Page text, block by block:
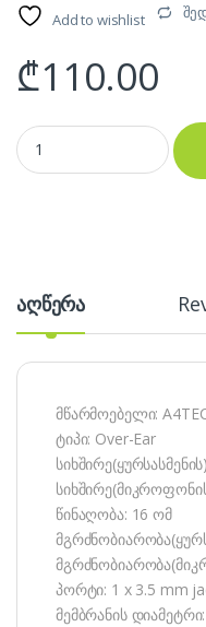
Add to wishlist
₾110.00
A4TECH BLOODY Combat
აღწერა
მწარმოებელი:
ტიპი: Over-Ear
წინაღობა: 16 ომ
პორტი: 1 x 3.5 mm
მემბრანის